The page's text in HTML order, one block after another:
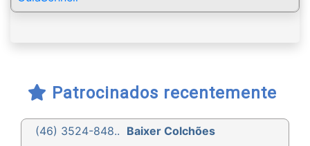
Patrocinados recentemente
(46) 3524-848.. Baixer Colchões